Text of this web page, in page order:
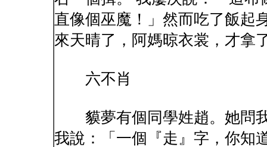
直像個巫魔！」然而吃了飯起
來天晴了，阿媽晾衣裳，才拿
六不肖
貘夢有個同學姓趙。她問
我說：「一個『走』字，你知